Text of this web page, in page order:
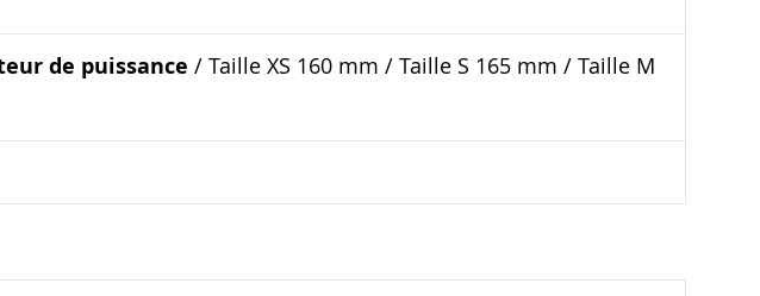
de puissance / Taille XS 160 mm / Taille S 165 mm / Taille M